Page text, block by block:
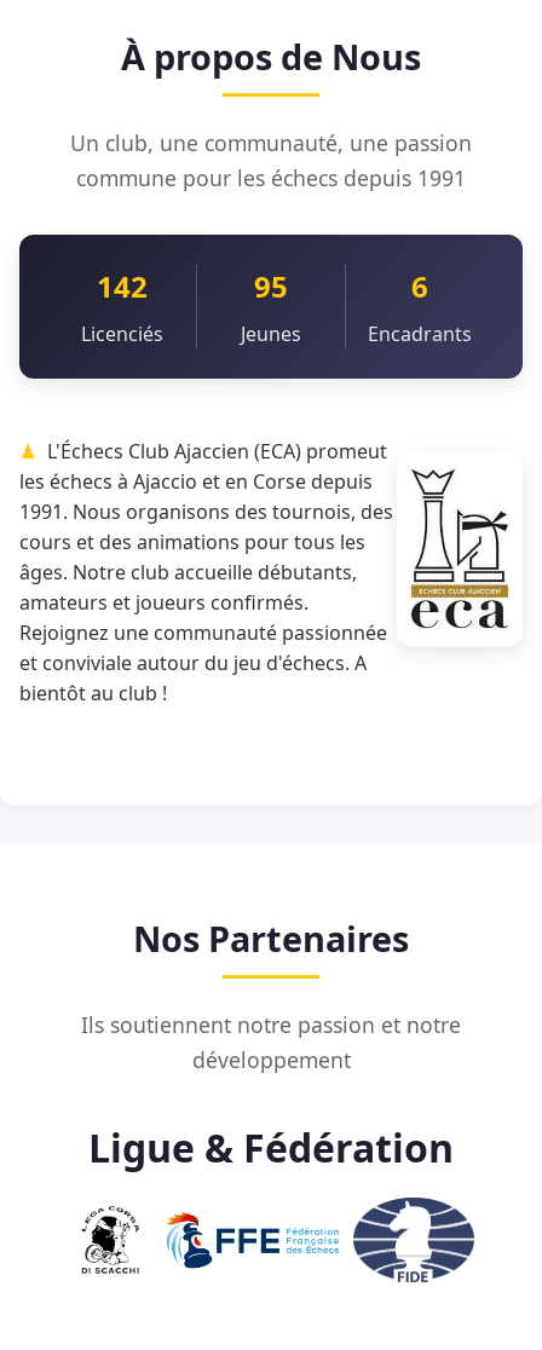
À propos de Nous
Un club, une communauté, une passion
commune pour les échecs depuis 1991
142
Licenciés
95
Jeunes
6
Encadrants
L'Échecs Club Ajaccien (ECA) promeut
les échecs à Ajaccio et en Corse depuis
1991. Nous organisons des tournois, des
cours et des animations pour tous les
âges. Notre club accueille débutants,
amateurs et joueurs confirmés.
Rejoignez une communauté passionnée
et conviviale autour du jeu d'échecs. A
bientôt au club !
Nos Partenaires
Ils soutiennent notre passion et notre
développement
Ligue & Fédération